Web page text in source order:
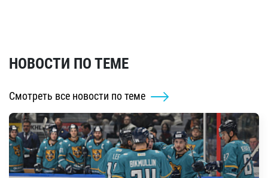
НОВОСТИ ПО ТЕМЕ
Смотреть все новости по теме